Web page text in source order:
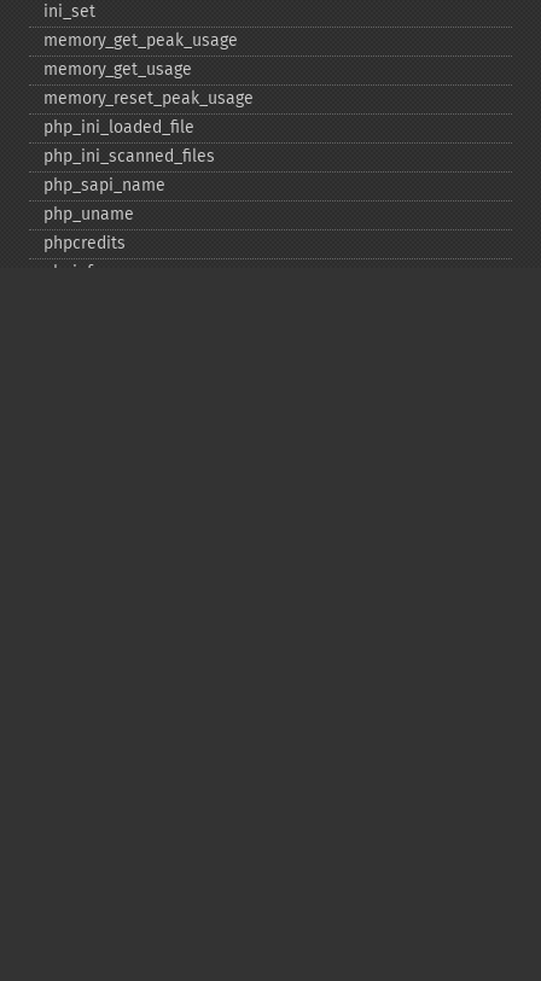
ini_​set
memory_​get_​peak_​usage
memory_​get_​usage
memory_​reset_​peak_​usage
php_​ini_​loaded_​file
php_​ini_​scanned_​files
php_​sapi_​name
php_​uname
phpcredits
phpinfo